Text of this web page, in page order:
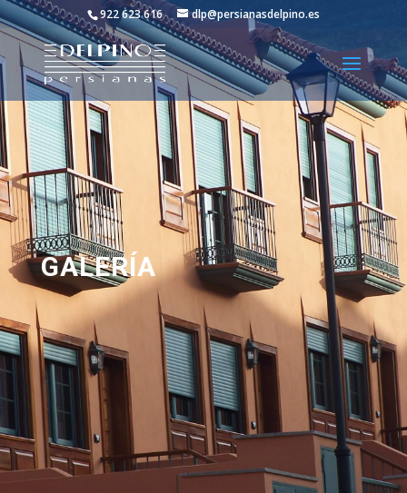
922 623 616 dlp@persianasdelpino.es
GALERÍA